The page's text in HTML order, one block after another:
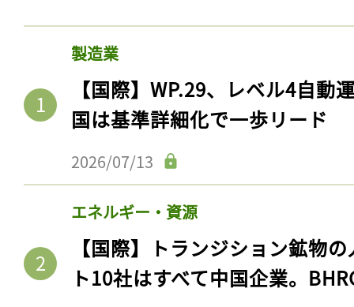
製造業
【国際】WP.29、レベル4自動
国は基準詳細化で一歩リード
2026/07/13
エネルギー・資源
【国際】トランジション鉱物
ト10社はすべて中国企業。